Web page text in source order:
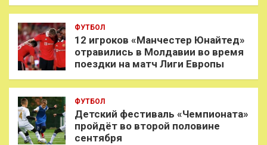
ФУТБОЛ
12 игроков «Манчестер Юнайтед»
отравились в Молдавии во время
поездки на матч Лиги Европы
ФУТБОЛ
Детский фестиваль «Чемпионата»
пройдёт во второй половине
сентября